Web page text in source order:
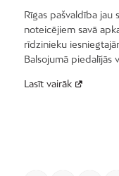
Rīgas pašvaldība jau
noteicējiem savā
rīdzinieku
Balsojumā piedalījās
Lasīt vairāk